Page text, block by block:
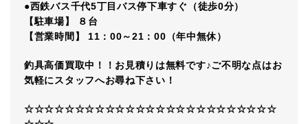
●西鉄バス千代5丁目バス停下車すぐ（徒歩0分）
【駐車場】 ８台
【営業時間】 11：00～21：00（年中無休）
釣具高価買取中！！お見積りは無料です♪ご不明な点はお
気軽にスタッフへお尋ね下さい！
☆☆☆☆☆☆☆☆☆☆☆☆☆☆☆☆☆☆☆☆☆☆☆☆☆